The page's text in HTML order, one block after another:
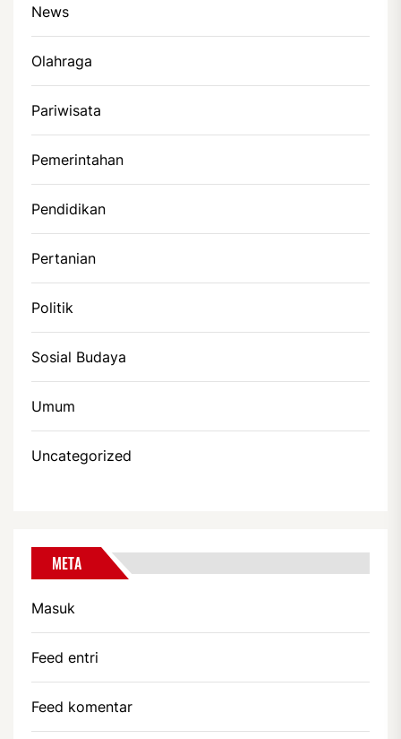
News
Olahraga
Pariwisata
Pemerintahan
Pendidikan
Pertanian
Politik
Sosial Budaya
Umum
Uncategorized
META
Masuk
Feed entri
Feed komentar